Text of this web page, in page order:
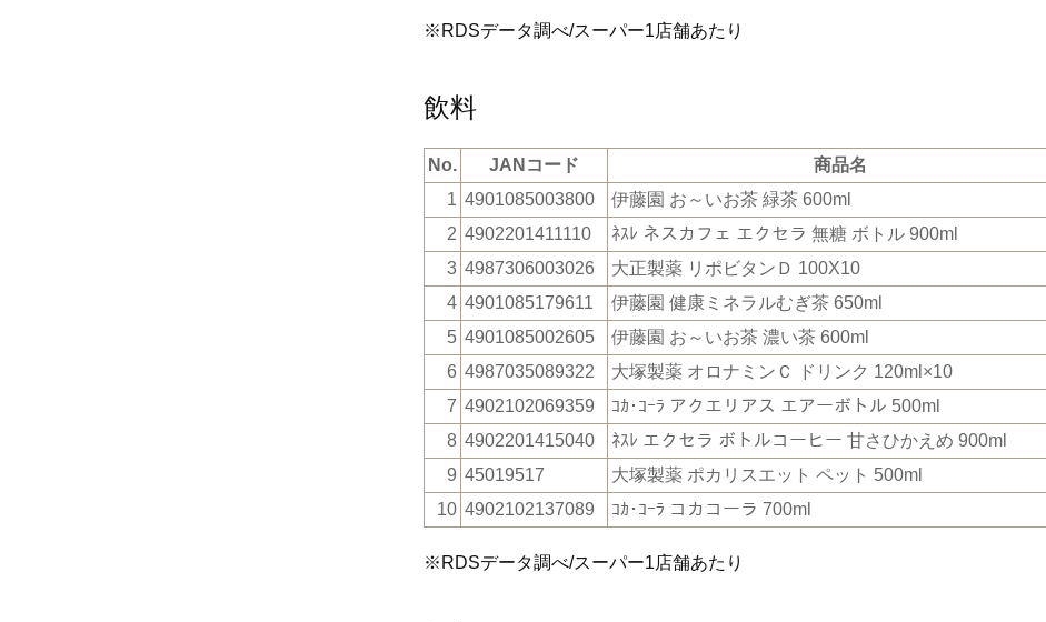
※RDSデータ調べ/スーパー1店舗あたり
飲料
No. JANコード 商品名
1 4901085003800 伊藤園 お～いお茶 緑茶 600ml
2 4902201411110 ﾈｽﾚ ネスカフェ エクセラ 無糖 ボトル 900ml
3 4987306003026 大正製薬 リポビタンＤ 100X10
4 4901085179611 伊藤園 健康ミネラルむぎ茶 650ml
5 4901085002605 伊藤園 お～いお茶 濃い茶 600ml
6 4987035089322 大塚製薬 オロナミンＣ ドリンク 120ml×10
7 4902102069359 ｺｶ･ｺｰﾗ アクエリアス エアーボトル 500ml
8 4902201415040 ﾈｽﾚ エクセラ ボトルコーヒー 甘さひかえめ 900ml
9 45019517 大塚製薬 ポカリスエット ペット 500ml
10 4902102137089 ｺｶ･ｺｰﾗ コカコーラ 700ml
※RDSデータ調べ/スーパー1店舗あたり